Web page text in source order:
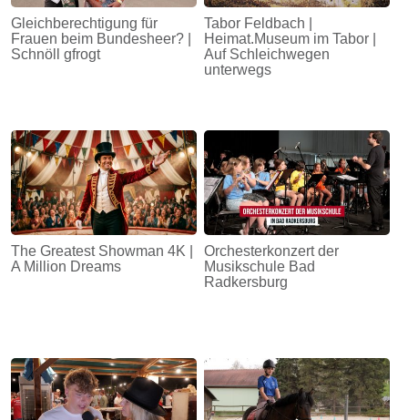
Gleichberechtigung für
Frauen beim Bundesheer? |
Schnöll gfrogt
Tabor Feldbach |
Heimat.Museum im Tabor |
Auf Schleichwegen
unterwegs
The Greatest Showman 4K |
A Million Dreams
Orchesterkonzert der
Musikschule Bad
Radkersburg